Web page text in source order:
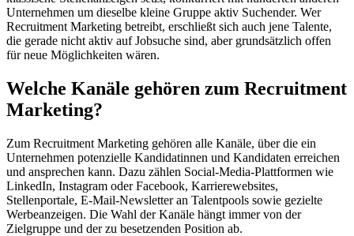
Unternehmen um dieselbe kleine Gruppe aktiv Suchender. Wer
Recruitment Marketing betreibt, erschließt sich auch jene Talente,
die gerade nicht aktiv auf Jobsuche sind, aber grundsätzlich offen
für neue Möglichkeiten wären.
Welche Kanäle gehören zum Recruitment
Marketing?
Zum Recruitment Marketing gehören alle Kanäle, über die ein
Unternehmen potenzielle Kandidatinnen und Kandidaten erreichen
und ansprechen kann. Dazu zählen Social-Media-Plattformen wie
LinkedIn, Instagram oder Facebook, Karrierewebsites,
Stellenportale, E-Mail-Newsletter an Talentpools sowie gezielte
Werbeanzeigen. Die Wahl der Kanäle hängt immer von der
Zielgruppe und der zu besetzenden Position ab.